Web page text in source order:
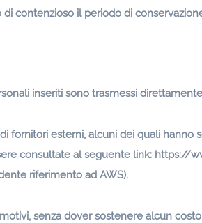
di contenzioso il periodo di
inseriti sono trasmessi
fornitori esterni, alcuni dei quali hanno
consultate al seguente link:
riferimento ad AWS).
senza dover sostenere alcun